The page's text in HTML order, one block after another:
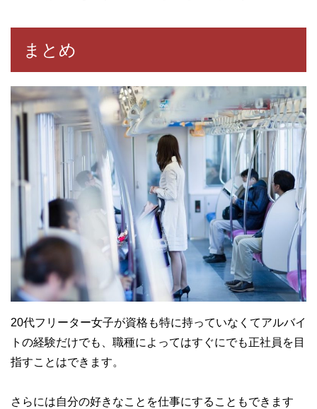
まとめ
20代フリーター女子が資格も特に持っていなくてアルバイ
トの経験だけでも、職種によってはすぐにでも正社員を目
指すことはできます。
さらには自分の好きなことを仕事にすることもできます